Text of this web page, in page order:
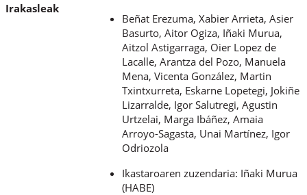
Irakasleak
Beñat Erezuma, Xabier Arrieta, Asier
Basurto, Aitor Ogiza, Iñaki Murua,
Aitzol Astigarraga, Oier Lopez de
Lacalle, Arantza del Pozo, Manuela
Mena, Vicenta González, Martin
Txintxurreta, Eskarne Lopetegi, Jokiñe
Lizarralde, Igor Salutregi, Agustin
Urtzelai, Marga Ibáñez, Amaia
Arroyo-Sagasta, Unai Martínez, Igor
Odriozola
Ikastaroaren zuzendaria: Iñaki Murua
(HABE)